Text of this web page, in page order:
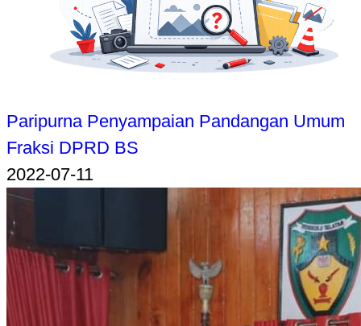
Paripurna Penyampaian Pandangan Umum
Fraksi DPRD BS
2022-07-11